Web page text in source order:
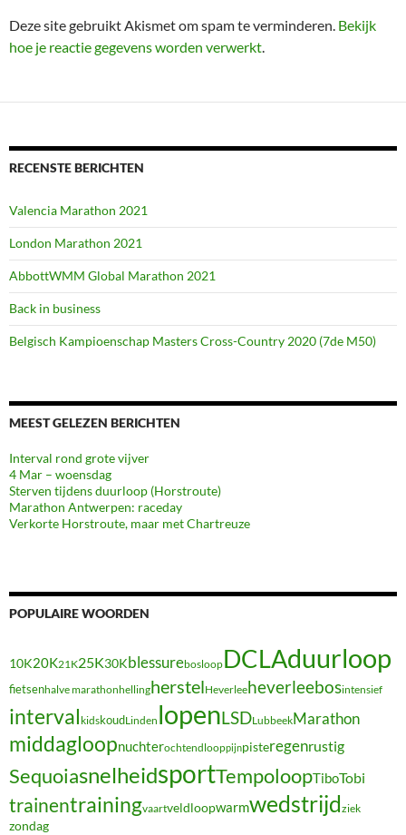
Deze site gebruikt Akismet om spam te verminderen. Bekijk
hoe je reactie gegevens worden verwerkt.
RECENSTE BERICHTEN
Valencia Marathon 2021
London Marathon 2021
AbbottWMM Global Marathon 2021
Back in business
Belgisch Kampioenschap Masters Cross-Country 2020 (7de M50)
MEEST GELEZEN BERICHTEN
Interval rond grote vijver
4 Mar – woensdag
Sterven tijdens duurloop (Horstroute)
Marathon Antwerpen: raceday
Verkorte Horstroute, maar met Chartreuze
POPULAIRE WOORDEN
10K20K21K25K30KblessurebosloopDCLAduurloop
fietsenhalve marathon hellingherstelHeverleeheverleebosintensief
interval kidskoudLinden lopenLSDLubbeekMarathon
middagloopnuchterochtendlooppijnpisteregenrustig
SequoiasnelheidsportTempoloopTiboTobi
trainentrainingvaartveldloopwarmwedstrijdziek
zondag